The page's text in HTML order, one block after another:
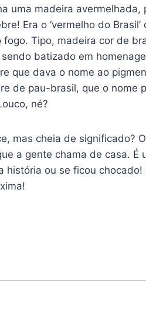
uma madeira
Era o ‘vermelho do
Tipo, madeira cor de
batizado em
que dava o nome ao
de pau-brasil, que o nome
né?
mas cheia de significado?
a gente chama de casa. É
ou se ficou chocado!